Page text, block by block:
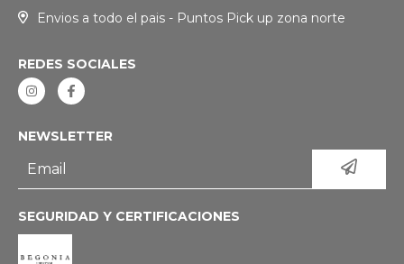
Envios a todo el pais - Puntos Pick up zona norte
REDES SOCIALES
NEWSLETTER
SEGURIDAD Y CERTIFICACIONES